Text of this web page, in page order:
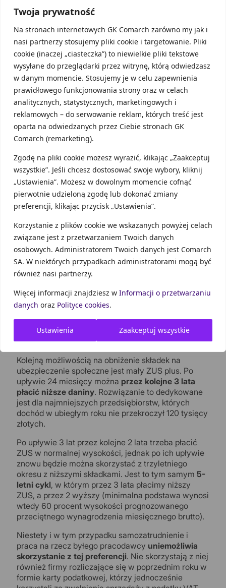
Twoja prywatność
Na stronach internetowych GK Comarch zarówno my jak i
nasi partnerzy stosujemy pliki cookie i targetowanie. Pliki
cookie (inaczej „ciasteczka”) to niewielkie pliki tekstowe
wysyłane do przeglądarki przez witrynę, którą odwiedzasz
w danym momencie. Stosujemy je w celu zapewnienia
prawidłowego funkcjonowania strony oraz w celach
analitycznych, statystycznych, marketingowych i
reklamowych – do serwowanie reklam, których treść jest
oparta na odwiedzanych przez Ciebie stronach GK
Comarch (remarketing).
Zgodę na pliki cookie możesz wyrazić, klikając „Zaakceptuj
wszystkie”. Jeśli chcesz dostosować swoje wybory, kliknij
„Ustawienia”. Możesz w dowolnym momencie cofnąć
pierwotnie udzieloną zgodę lub dokonać zmiany
preferencji, klikając przycisk „Ustawienia”.
Korzystanie z plików cookie we wskazanych powyżej celach
związane jest z przetwarzaniem Twoich danych
osobowych. Administratorem Twoich danych jest Comarch
SA. W niektórych przypadkach administratorami mogą być
również nasi partnerzy.
Więcej informacji znajdziesz w Informacji o przetwarzaniu
danych oraz Polityce cookies.
Ustawienia Zaakceptuj wszystkie
Przykład:
Piotr odszedł z pracy z dniem ostatniego
lutego 2022 roku. Następnie 25.03.2022 r.
założył własną jednoosobową działalność
gospodarczą. Początkowo nie
współpracował ze swoim byłym
pracodawcom. W takiej sytuacji mógł
skorzystać z Ulgi na start, a po upływie 6
2022 roku Piotr zgodził się zrealizować
usługę na rzecz swojego byłego
pracodawcy. Jej realizacja trwała 15 dni. W
tej sytuacji Piotr musi zgłosić się do pełnego
jednak wrócić do preferencyjnych składek i
płacić je przez upoważniający go do tego
okres (okres opłacania wyższych składek
ZUS nie przerywa biegu 24 miesięcy).
Własna działalność gospodarcza i
praca dla byłego pracodawcy a
Kolejną możliwością na obniżenie składek na
ubezpieczenie społeczne jest mały ZUS plus. Po
upływie 24 miesięcy można przez kolejne 3 lata
płacić niższe daniny. Rozwiązanie to dedykowane
jest dla najmniejszych przedsiębiorstw, których
dochód w ubiegłym roku nie przekroczył 120 tysięcy
złotych.
Po upływie 3 lat przez kolejne 2 lata trzeba płacić
ZUS w normalnej wysokości, jednak po ich upływie
znowu będzie można skorzystać z trzyletniego
okresu z niższymi składkami. Jest to tym samym5-
letni cykl, w którym przez 3 lata płacimy niższy
ZUS, a przez 2 wyższy (minimalna podstawa wynosi
wtedy 60 procent wysokości prognozowanego
przeciętnego wynagrodzenia miesięcznego brutto).
Niestety i w tym przypadku samozatrudnienie i
praca na rzecz byłego pracodawcy uniemożliwia
skorzystanie z tej preferencji. Nie skorzystają z niej
również firmy rozliczające się w poprzednim roku w
formie karty podatkowej, którzy jednocześnie